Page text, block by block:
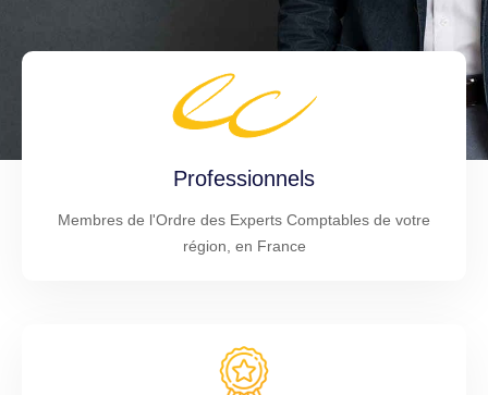
Professionnels
Membres de l'Ordre des Experts Comptables de votre
région, en France